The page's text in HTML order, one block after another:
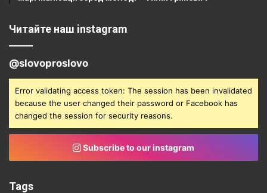
Читайте наш instagram
@slovoproslovo
Error validating access token: The session has been invalidated
because the user changed their password or Facebook has
changed the session for security reasons.
Subscribe to our instagram
Tags